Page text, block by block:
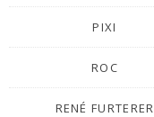
PIXI
ROC
RENÉ FURTERER